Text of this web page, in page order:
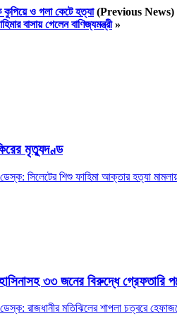
কুপিয়ে ও গলা কেটে হত্যা(Previous News)
বাসায় গেলেন বাণিজ্যমন্ত্রী»
মৃত্যুদণ্ড
সিলেটের শিশু ফাহিমা আক্তার হত্যা
৩৩ জনের বিরুদ্ধে গ্রেফতারি
রাজধানীর মতিঝিলের শাপলা চত্বরে